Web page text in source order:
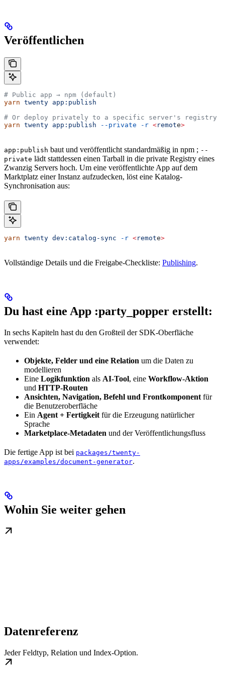
Veröffentlichen
# Public app → npm (default)
yarn twenty app:publish
# Or deploy privately to a specific server's registry
yarn twenty app:publish --private -r <remote>
app:publish baut und veröffentlicht standardmäßig in npm ; --
private lädt stattdessen einen Tarball in die private Registry eines
Zwanzig Servers hoch. Um eine veröffentlichte App auf dem
Marktplatz einer Instanz aufzudecken, löst eine Katalog-
Synchronisation aus:
yarn twenty dev:catalog-sync -r <remote>
Vollständige Details und die Freigabe-Checkliste: Publishing.
Du hast eine App :party_popper erstellt:
In sechs Kapiteln hast du den Großteil der SDK-Oberfläche
verwendet:
Objekte, Felder und eine Relation um die Daten zu
modellieren
Eine Logikfunktion als AI-Tool, eine Workflow-Aktion
und HTTP-Routen
Ansichten, Navigation, Befehl und Frontkomponent für
die Benutzeroberfläche
Ein Agent + Fertigkeit für die Erzeugung natürlicher
Sprache
Marketplace-Metadaten und der Veröffentlichungsfluss
Die fertige App ist bei packages/twenty-
apps/examples/document-generator.
Wohin Sie weiter gehen
Datenreferenz
Jeder Feldtyp, Relation und Index-Option.